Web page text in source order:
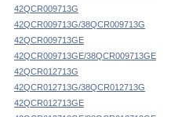
42QCR009713G
42QCR009713G/38QCR009713G
42QCR009713GE
42QCR009713GE/38QCR009713GE
42QCR012713G
42QCR012713G/38QCR012713G
42QCR012713GE